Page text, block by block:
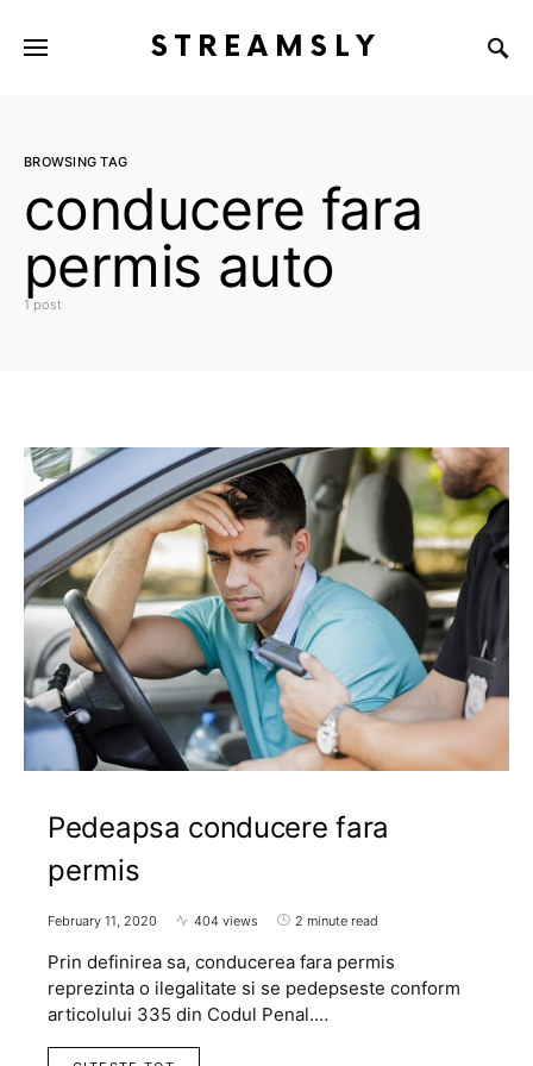
STREAMSLY
BROWSING TAG
conducere fara
permis auto
1 post
Pedeapsa conducere fara
permis
February 11, 2020 404 views 2 minute read
Prin definirea sa, conducerea fara permis
reprezinta o ilegalitate si se pedepseste conform
articolului 335 din Codul Penal.…